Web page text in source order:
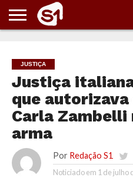
JUSTIÇA
Justiça
que
Carla Zambelli
arma
Por Redação S1
Noticiado em 1 de julho